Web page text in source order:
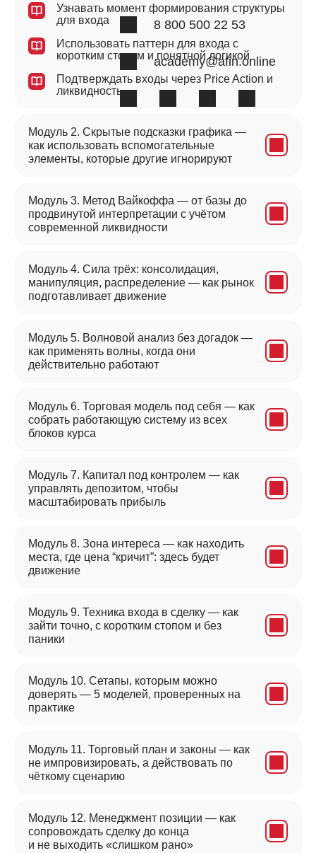
8 800 500 22 53
academy@afin.online
Узнавать момент формирования структуры
для входа
Использовать паттерн для входа с
коротким стопом и понятной логикой
Подтверждать входы через Price Action и
ликвидность
Модуль 2. Скрытые подсказки графика —
как использовать вспомогательные
элементы, которые другие игнорируют
Модуль 3. Метод Вайкоффа — от базы до
продвинутой интерпретации с учётом
современной ликвидности
Модуль 4. Сила трёх: консолидация,
манипуляция, распределение — как рынок
подготавливает движение
Модуль 5. Волновой анализ без догадок —
как применять волны, когда они
действительно работают
Модуль 6. Торговая модель под себя — как
собрать работающую систему из всех
блоков курса
Модуль 7. Капитал под контролем — как
управлять депозитом, чтобы
масштабировать прибыль
Модуль 8. Зона интереса — как находить
места, где цена “кричит”: здесь будет
движение
Модуль 9. Техника входа в сделку — как
зайти точно, с коротким стопом и без
паники
Модуль 10. Сетапы, которым можно
доверять — 5 моделей, проверенных на
практике
Модуль 11. Торговый план и законы — как
не импровизировать, а действовать по
чёткому сценарию
Модуль 12. Менеджмент позиции — как
сопровождать сделку до конца
и не выходить «слишком рано»